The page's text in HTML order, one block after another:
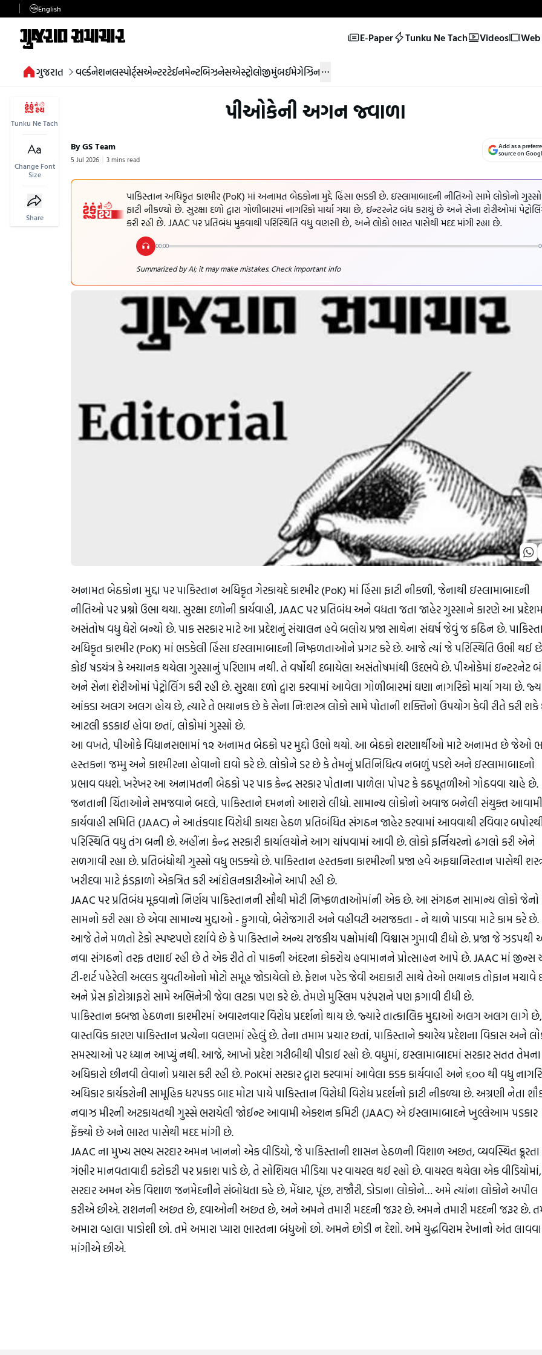
English
E-Paper Tunku Ne Tach Videos
ગુજરાત વર્લ્ડનેશનલસ્પોર્ટ્સએન્ટરટેઈનમેન્ટબિઝનેસએસ્ટ્રોલોજીમુંબઈમેગેઝિન
Tunku Ne Tach
Change Font
Size
Share
પીઓકેની અગન જ્વાળા
By GS Team
5 Jul 2026 3 mins read
Add as a
source on
પાકિસ્તાન અધિકૃત કાશ્મીર (PoK) માં અનામત બેઠકોના મુદ્દે હિંસા ભડકી છે. ઇસ્લામાબાદની નીતિઓ સામે લોકોનો ગુસ્સો
ફાટી નીકળ્યો છે. સુરક્ષા દળો દ્વારા ગોળીબારમાં નાગરિકો માર્યા ગયા છે, ઇન્ટરનેટ બંધ કરાયું છે અને સેના શેરીઓમાં
કરી રહી છે. JAAC પર પ્રતિબંધ મુકવાથી પરિસ્થિતિ વધુ વણસી છે, અને લોકો ભારત પાસેથી મદદ માંગી રહ્યા છે.
00:00
Summarized by AI; it may make mistakes. Check important info
અનામત બેઠકોના મુદ્દા પર પાકિસ્તાન અધિકૃત ગેરકાયદે કાશ્મીર (PoK) માં હિંસા ફાટી નીકળી, જેનાથી ઇસ્લામાબાદની
નીતિઓ પર પ્રશ્નો ઉભા થયા. સુરક્ષા દળોની કાર્યવાહી, JAAC પર પ્રતિબંધ અને વધતા જતા જાહેર ગુસ્સાને કારણે આ
અસંતોષ વધુ ઘેરો બન્યો છે. પાક સરકાર માટે આ પ્રદેશનું સંચાલન હવે બલોચ પ્રજા સાથેના સંઘર્ષ જેવું જ કઠિન છે.
અધિકૃત કાશ્મીર (PoK) માં ભડકેલી હિંસા ઇસ્લામાબાદની નિષ્ફળતાઓને પ્રગટ કરે છે. આજે ત્યાં જે પરિસ્થિતિ ઉભી થઈ
કોઈ ષડયંત્ર કે અચાનક થયેલા ગુસ્સાનું પરિણામ નથી. તે વર્ષોથી દબાયેલા અસંતોષમાંથી ઉદભવે છે. પીઓકેમાં ઇન્ટરનેટ
અને સેના શેરીઓમાં પેટ્રોલિંગ કરી રહી છે. સુરક્ષા દળો દ્વારા કરવામાં આવેલા ગોળીબારમાં ઘણા નાગરિકો માર્યા ગયા છે.
આંકડા અલગ અલગ હોય છે, ત્યારે તે ભયાનક છે કે સેના નિઃશસ્ત્ર લોકો સામે પોતાની શક્તિનો ઉપયોગ કેવી રીતે કરી
આટલી કડકાઈ હોવા છતાં, લોકોમાં ગુસ્સો છે.
આ વખતે, પીઓકે વિધાનસભામાં ૧૨ અનામત બેઠકો પર મુદ્દો ઉભો થયો. આ બેઠકો શરણાર્થીઓ માટે અનામત છે જેઓ
હસ્તકના જમ્મુ અને કાશ્મીરના હોવાનો દાવો કરે છે. લોકોને ડર છે કે તેમનું પ્રતિનિધિત્વ નબળું પડશે અને ઇસ્લામાબાદનો
પ્રભાવ વધશે. ખરેખર આ અનામતની બેઠકો પર પાક કેન્દ્ર સરકાર પોતાના પાળેલા પોપટ કે કઠપૂતળીઓ ગોઠવવા ચાહે છે.
જનતાની ચિંતાઓને સમજવાને બદલે, પાકિસ્તાને દમનનો આશરો લીધો. સામાન્ય લોકોનો અવાજ બનેલી સંયુક્ત આવામી
કાર્યવાહી સમિતિ (JAAC) ને આતંકવાદ વિરોધી કાયદા હેઠળ પ્રતિબંધિત સંગઠન જાહેર કરવામાં આવવાથી રવિવાર બપોરથી
પરિસ્થિતિ વધુ તંગ બની છે. અહીંના કેન્દ્ર સરકારી કાર્યાલયોને આગ ચાંપવામાં આવી છે. લોકો ફર્નિચરનો ઢગલો કરી એને
સળગાવી રહ્યા છે. પ્રતિબંધોથી ગુસ્સો વધુ ભડક્યો છે. પાકિસ્તાન હસ્તકના કાશ્મીરની પ્રજા હવે અફઘાનિસ્તાન પાસેથી
ખરીદવા માટે ફંડફાળો એકત્રિત કરી આંદોલનકારીઓને આપી રહી છે.
JAAC પર પ્રતિબંધ મૂકવાનો નિર્ણય પાકિસ્તાનની સૌથી મોટી નિષ્ફળતાઓમાંની એક છે. આ સંગઠન સામાન્ય લોકો જેનો
સામનો કરી રહ્યા છે એવા સામાન્ય મુદ્દાઓ - ફુગાવો, બેરોજગારી અને વહીવટી અરાજકતા - ને થાળે પાડવા માટે કામ કરે છે.
આજે તેને મળતો ટેકો સ્પષ્ટપણે દર્શાવે છે કે પાકિસ્તાને અન્ય રાજકીય પક્ષોમાંથી વિશ્વાસ ગુમાવી દીધો છે. પ્રજા જે ઝડપથી
નવા સંગઠનો તરફ તણાઈ રહી છે તે એક રીતે તો પાકની અંદરના કોકરોચ હવામાનને પ્રોત્સાહન આપે છે. JAAC માં
ટી-શર્ટ પહેરેલી અલ્લડ યુવતીઓનો મોટો સમૂહ જોડાયેલો છે. ફેશન પરેડ જેવી અદાકારી સાથે તેઓ ભયાનક તોફાન મચાવે
અને પ્રેસ ફોટોગ્રાફરો સામે અભિનેત્રી જેવા લટકા પણ કરે છે. તેમણે મુસ્લિમ પરંપરાને પણ ફગાવી દીધી છે.
પાકિસ્તાન કબજા હેઠળના કાશ્મીરમાં અવારનવાર વિરોધ પ્રદર્શનો થાય છે. જ્યારે તાત્કાલિક મુદ્દાઓ અલગ અલગ લાગે
વાસ્તવિક કારણ પાકિસ્તાન પ્રત્યેના વલણમાં રહેલું છે. તેના તમામ પ્રચાર છતાં, પાકિસ્તાને ક્યારેય પ્રદેશના વિકાસ અને
સમસ્યાઓ પર ધ્યાન આપ્યું નથી. આજે, આખો પ્રદેશ ગરીબીથી પીડાઈ રહ્યો છે. વધુમાં, ઇસ્લામાબાદમાં સરકાર સતત તેમના
અધિકારો છીનવી લેવાનો પ્રયાસ કરી રહી છે. PoKમાં સરકાર દ્વારા કરવામાં આવેલા કડક કાર્યવાહી અને ૬૦૦ થી વધુ
અધિકાર કાર્યકરોની સામૂહિક ધરપકડ બાદ મોટા પાયે પાકિસ્તાન વિરોધી વિરોધ પ્રદર્શનો ફાટી નીકળ્યા છે. અગ્રણી નેતા
નવાઝ મીરની અટકાયતથી ગુસ્સે ભરાયેલી જોઈન્ટ આવામી એક્શન કમિટી (JAAC) એ ઈસ્લામાબાદને ખુલ્લેઆમ પડકાર
ફેંક્યો છે અને ભારત પાસેથી મદદ માંગી છે.
JAAC ના મુખ્ય સભ્ય સરદાર અમન ખાનનો એક વીડિયો, જે પાકિસ્તાની શાસન હેઠળની વિશાળ અછત, વ્યવસ્થિત
ગંભીર માનવતાવાદી કટોકટી પર પ્રકાશ પાડે છે, તે સોશિયલ મીડિયા પર વાયરલ થઈ રહ્યો છે. વાયરલ થયેલા એક વીડિયોમાં,
સરદાર અમન એક વિશાળ જનમેદનીને સંબોધતા કહે છે, મેંધાર, પૂંછ, રાજૌરી, ડોડાના લોકોને… અમે ત્યાંના લોકોને અપીલ
કરીએ છીએ. રાશનની અછત છે, દવાઓની અછત છે, અને અમને તમારી મદદની જરૂર છે. અમને તમારી મદદની જરૂર છે.
અમારા વ્હાલા પાડોશી છો. તમે અમારા પ્યારા ભારતના બંધુઓ છો. અમને છોડી ન દેશો. અમે યુદ્ધવિરામ રેખાનો અંત લાવવા
માંગીએ છીએ.